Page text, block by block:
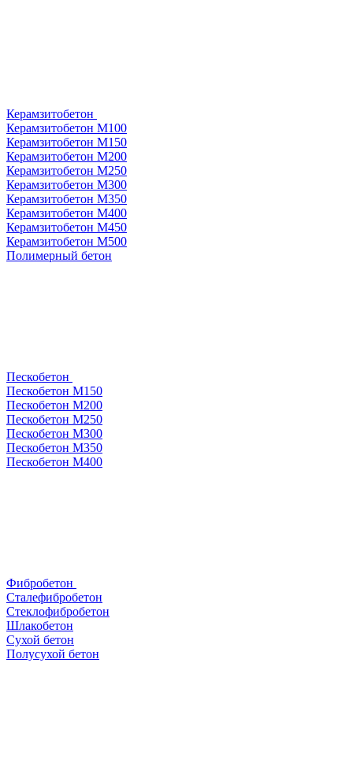
Керамзитобетон
Керамзитобетон М100
Керамзитобетон М150
Керамзитобетон М200
Керамзитобетон М250
Керамзитобетон М300
Керамзитобетон М350
Керамзитобетон М400
Керамзитобетон М450
Керамзитобетон М500
Полимерный бетон
Пескобетон
Пескобетон М150
Пескобетон М200
Пескобетон М250
Пескобетон М300
Пескобетон М350
Пескобетон М400
Фибробетон
Сталефибробетон
Стеклофибробетон
Шлакобетон
Сухой бетон
Полусухой бетон